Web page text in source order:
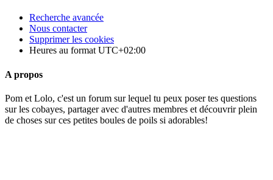
Recherche avancée
Nous contacter
Supprimer les cookies
Heures au formatUTC+02:00
A propos
Pom et Lolo, c'est un forum sur lequel tu peux poser tes questions
sur les cobayes, partager avec d'autres membres et découvrir plein
de choses sur ces petites boules de poils si adorables!